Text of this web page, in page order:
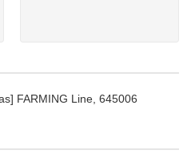
FARMING Line, 645006